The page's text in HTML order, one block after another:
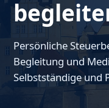
Persönliche
Begleitung und
Selbstständige und